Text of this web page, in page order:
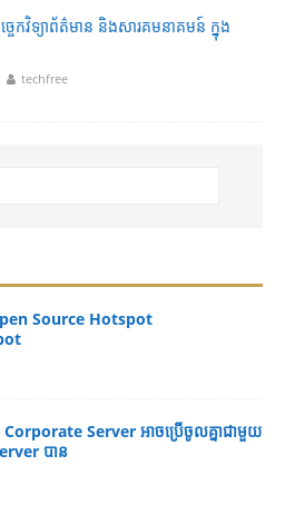
េកវិទ្យា​ព័ត៌មាន និង​សារគមនាគមន៍ ក្នុង​
techfree
Source Hotspot
Server អាចប្រើចូលគ្នាជាមួយ
បាន